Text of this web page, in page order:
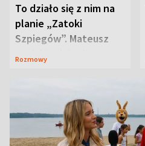
To działo się z nim na
planie „Zatoki
Szpiegów”. Mateusz
Janicki odsłonił
Rozmowy